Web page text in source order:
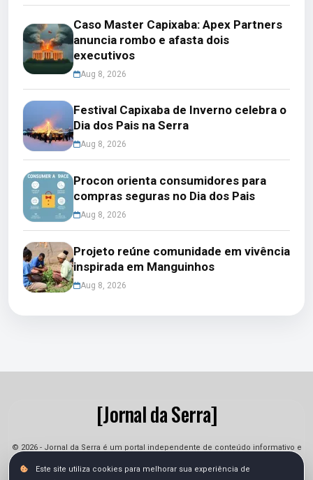
Caso Master Capixaba: Apex Partners
anuncia rombo e afasta dois
executivos
Aug 8, 2026
Festival Capixaba de Inverno celebra o
Dia dos Pais na Serra
Aug 8, 2026
Procon orienta consumidores para
compras seguras no Dia dos Pais
Aug 8, 2026
Projeto reúne comunidade em vivência
inspirada em Manguinhos
Aug 8, 2026
[Jornal da Serra]
© 2026 - Jornal da Serra é um portal independente de conteúdo informativo e
jornalístico. As informações podem sofrer alterações.
Este site utiliza cookies para melhorar sua experiência de